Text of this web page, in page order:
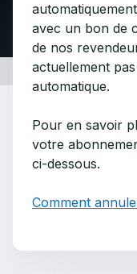
avec un bon de
de nos
actuellement
automatique.
Pour en savoir
votre
ci-dessous.
Comment